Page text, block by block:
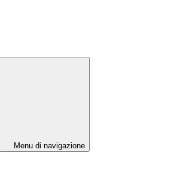
Menu di navigazione